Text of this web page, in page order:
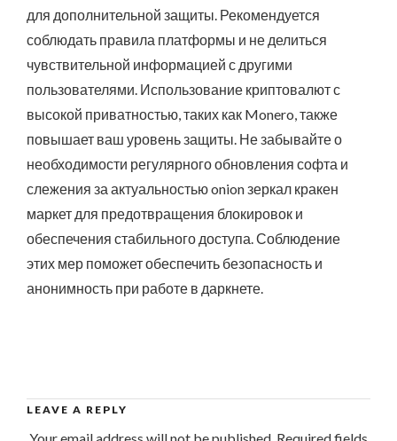
для дополнительной защиты. Рекомендуется
соблюдать правила платформы и не делиться
чувствительной информацией с другими
пользователями. Использование криптовалют с
высокой приватностью, таких как Monero, также
повышает ваш уровень защиты. Не забывайте о
необходимости регулярного обновления софта и
слежения за актуальностью onion зеркал кракен
маркет для предотвращения блокировок и
обеспечения стабильного доступа. Соблюдение
этих мер поможет обеспечить безопасность и
анонимность при работе в даркнете.
LEAVE A REPLY